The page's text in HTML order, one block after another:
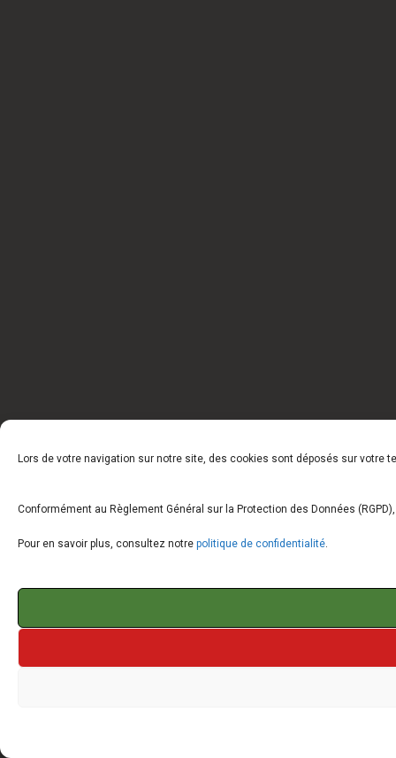
Lors de votre navigation sur notre site, des cookies sont déposés sur votre
Conformément au Règlement Général sur la Protection des Données
Pour en savoir plus, consultez notre politique de confidentialité.